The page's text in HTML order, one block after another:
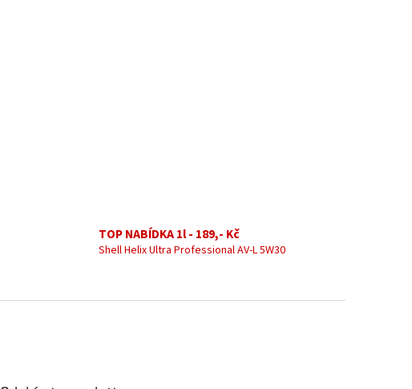
TOP NABÍDKA 1l - 189,- Kč
Shell Helix Ultra Professional AV-L 5W30